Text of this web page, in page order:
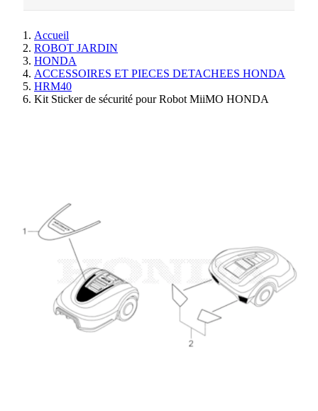
Accueil
ROBOT JARDIN
HONDA
ACCESSOIRES ET PIECES DETACHEES HONDA
HRM40
Kit Sticker de sécurité pour Robot MiiMO HONDA